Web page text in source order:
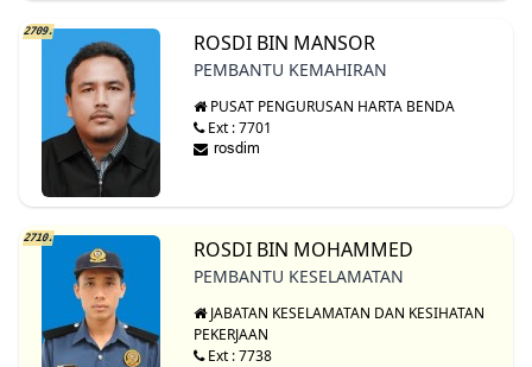
2709. ROSDI BIN MANSOR
PEMBANTU KEMAHIRAN
PUSAT PENGURUSAN HARTA BENDA
Ext : 7701
2710. ROSDI BIN MOHAMMED
PEMBANTU KESELAMATAN
JABATAN KESELAMATAN DAN KESIHATAN
PEKERJAAN
Ext : 7738